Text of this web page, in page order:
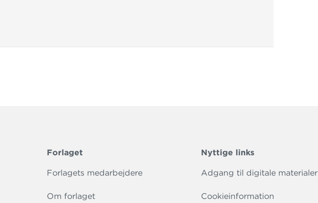
Forlaget
Forlagets medarbejdere
Om forlaget
Nyttige links
Adgang til digitale materialer
Cookieinformation